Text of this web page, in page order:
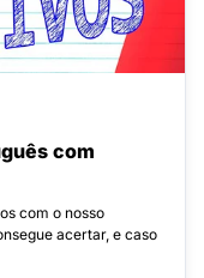
com
com o nosso
acertar, e caso